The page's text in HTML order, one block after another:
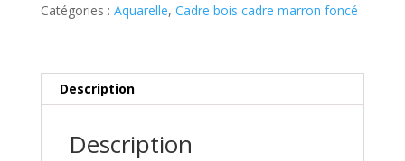
proche
alsacien
Catégories : Aquarelle, Cadre bois cadre marron foncé
Description
Description